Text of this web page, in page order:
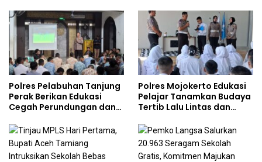
Kalangan Remaja
Doktoral Internasional
Polres Pelabuhan Tanjung
Perak Berikan Edukasi
Cegah Perundungan dan
kepada Pelajar MPLS
Polres Mojokerto Edukasi
Pelajar Tanamkan Budaya
Tertib Lalu Lintas dan